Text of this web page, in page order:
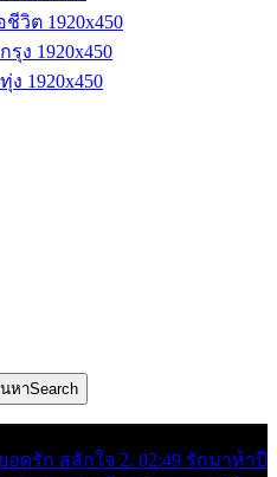
หาSearch
อดรัก สลักใจ 2. 02:49 รักมาห้าปี